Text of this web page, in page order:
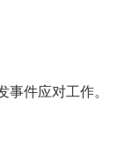
件应对工作。